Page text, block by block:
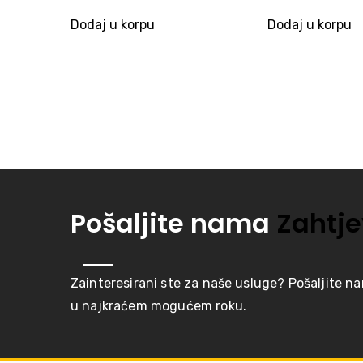
659,00KM.
is:
Dodaj u korpu
is:
Dodaj u korpu
Pošaljite nama
Zainteresirani ste za naše usluge? Pošaljite
u najkraćem mogućem roku.